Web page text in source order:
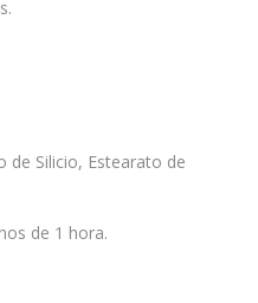
de Silicio, Estearato de
de 1 hora.